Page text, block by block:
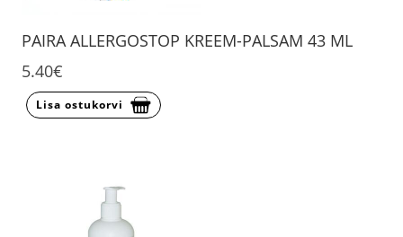
PAIRA ALLERGOSTOP KREEM-PALSAM 43 ML
5.40€
Lisa ostukorvi